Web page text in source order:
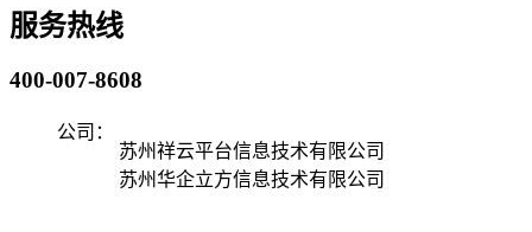
服务热线
400-007-8608
公司：
苏州祥云平台信息技术有限公司
苏州华企立方信息技术有限公司